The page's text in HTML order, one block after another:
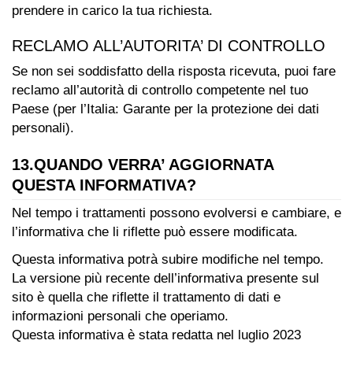
prendere in carico la tua richiesta.
RECLAMO ALL’AUTORITA’ DI CONTROLLO
Se non sei soddisfatto della risposta ricevuta, puoi fare
reclamo all’autorità di controllo competente nel tuo
Paese (per l’Italia: Garante per la protezione dei dati
personali).
13.QUANDO VERRA’ AGGIORNATA
QUESTA INFORMATIVA?
Nel tempo i trattamenti possono evolversi e cambiare, e
l’informativa che li riflette può essere modificata.
Questa informativa potrà subire modifiche nel tempo.
La versione più recente dell’informativa presente sul
sito è quella che riflette il trattamento di dati e
informazioni personali che operiamo.
Questa informativa è stata redatta nel luglio 2023